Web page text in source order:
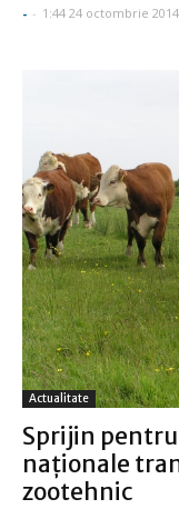
- - 1:44 24 octombrie 2014
Actualitate
Sprijin
naţionale
zootehnic